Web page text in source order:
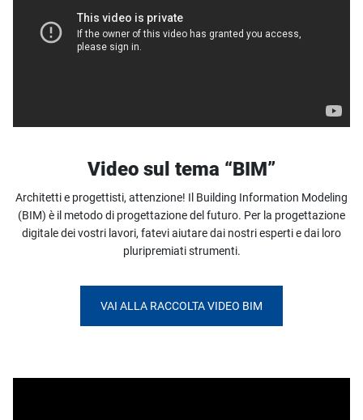
Video sul tema “BIM”
Architetti e progettisti, attenzione! Il Building Information Modeling
(BIM) è il metodo di progettazione del futuro. Per la progettazione
digitale dei vostri lavori, fatevi aiutare dai nostri esperti e dai loro
pluripremiati strumenti.
VAI ALLA RACCOLTA VIDEO BIM